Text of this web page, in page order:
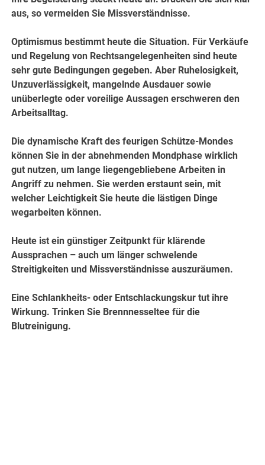
aus, so vermeiden Sie Missverständnisse.
Optimismus bestimmt heute die Situation. Für Verkäufe
und Regelung von Rechtsangelegenheiten sind heute
sehr gute Bedingungen gegeben. Aber Ruhelosigkeit,
Unzuverlässigkeit, mangelnde Ausdauer sowie
unüberlegte oder voreilige Aussagen erschweren den
Arbeitsalltag.
Die dynamische Kraft des feurigen Schütze-Mondes
können Sie in der abnehmenden Mondphase wirklich
gut nutzen, um lange liegengebliebene Arbeiten in
Angriff zu nehmen. Sie werden erstaunt sein, mit
welcher Leichtigkeit Sie heute die lästigen Dinge
wegarbeiten können.
Heute ist ein günstiger Zeitpunkt für klärende
Aussprachen – auch um länger schwelende
Streitigkeiten und Missverständnisse auszuräumen.
Eine Schlankheits- oder Entschlackungskur tut ihre
Wirkung. Trinken Sie Brennnesseltee für die
Blutreinigung.